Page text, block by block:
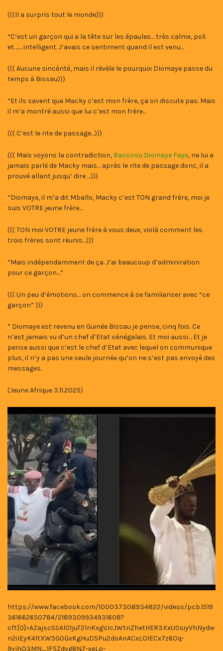
(((Il a surpris tout le monde)))
“C’est un garçon qui a la tête sur les épaules… très calme, poli
et……. intelligent. J’avais ce sentiment quand il est venu…
((( Aucune sincèrité, mais il révèle le pourquoi DIomaye passe du
temps à Bissau)))
“Et ils savent que Macky c’est mon frère, ça on discute pas. Mais
il m’a montré aussi que lui c’est mon frère…
((( C’est le rite de passage…)))
((( Mais voyons la contradiction, Bassirou Diomaye Faye, ne lui a
jamais parlé de Macky mais… après le rite de passage donc, il a
prouvé allant jusqu’ dire …)))
“Diomaye, il m’a dit Mballo, Macky c’est TON grand frère, moi je
suis VOTRE jeune frère…
((( TON moi VOTRE jeune frère à vous deux, voilà comment les
trois frères sont réunis…)))
“Mais indépendamment de ça. J’ai beaucoup d’adminiration
pour ce garçon…”
((( Un peu d’émotions… on commence à se familiariser avec “ce
garçon” )))
” Diomaye est revenu en Guinée Bissau je pense, cinq fois. Ce
n’est jamais vu d’un chef d’Etat sénégalais. Et moi aussi… Et je
pense aussi que c’est le chef d’Etat avec lequel on communique
plus, il n’y a pas une seule journée qu’on ne s’est pas envoyé des
messages.
(Jeune Afrique 3.11.2025)
https://www.facebook.com/100037308934822/videos/pcb.1519
361662650784/2189309934931608?
cft[0]=AZajscSSAl01juT2lnKxgVJcJWtnZhetHER3XxU0siyVhNydw
n2iIEyK4ltXW5G0GxKgHuD5Pu2doAnACxLOlECx7z6Oq-
9vjhQ3MN_1F5Zdvg8N7-xeLp-